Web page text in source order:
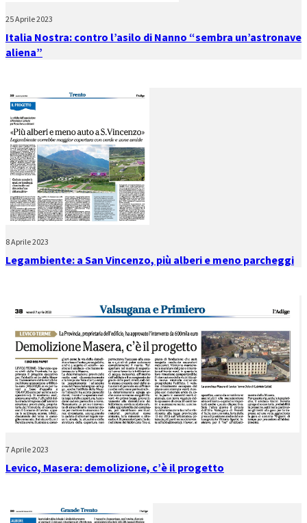
25 Aprile 2023
Italia Nostra: contro l’asilo di Nanno “sembra un’astronave
aliena”
8 Aprile 2023
Legambiente: a San Vincenzo, più alberi e meno parcheggi
7 Aprile 2023
Levico, Masera: demolizione, c’è il progetto